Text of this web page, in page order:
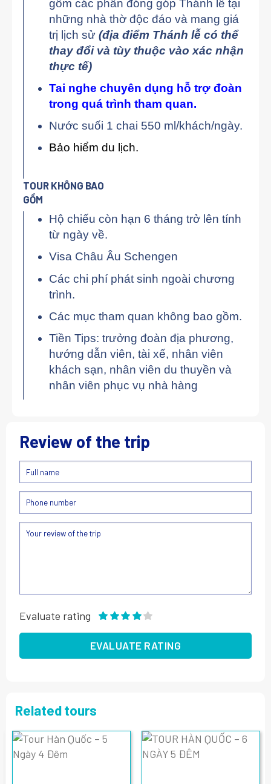
gồm các phần đóng góp Thánh lễ tại
những nhà thờ độc đáo và mang giá
trị lịch sử (địa điểm Thánh lễ có thể
thay đổi và tùy thuộc vào xác nhận
thực tế)
Tai nghe chuyên dụng hỗ trợ đoàn
trong quá trình tham quan.
Nước suối 1 chai 550 ml/khách/ngày.
Bảo hiểm du lịch.
TOUR KHÔNG BAO
GỒM
Hộ chiếu còn hạn 6 tháng trở lên tính
từ ngày về.
Visa Châu Âu Schengen
Các chi phí phát sinh ngoài chương
trình.
Các mục tham quan không bao gồm.
Tiền Tips: trưởng đoàn địa phương,
hướng dẫn viên, tài xế, nhân viên
khách sạn, nhân viên du thuyền và
nhân viên phục vụ nhà hàng
Review of the trip
Evaluate rating
Related tours